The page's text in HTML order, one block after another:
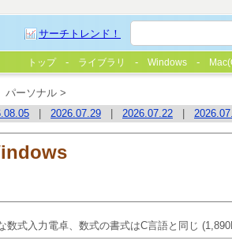
サーチトレンド！
トップ ライブラリ Windows
パーソナル >
2026.07.29 2026.07.22
数式入力電卓、数式の書式はC言語と同じ